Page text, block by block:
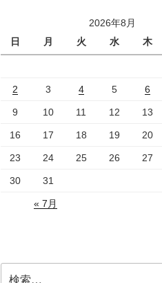
2026年8月
日
月 火 水 木
2 3 4 5 6
9 10 11 12 13
16 17 18 19 20
23 24 25 26 27
30 31
« 7月